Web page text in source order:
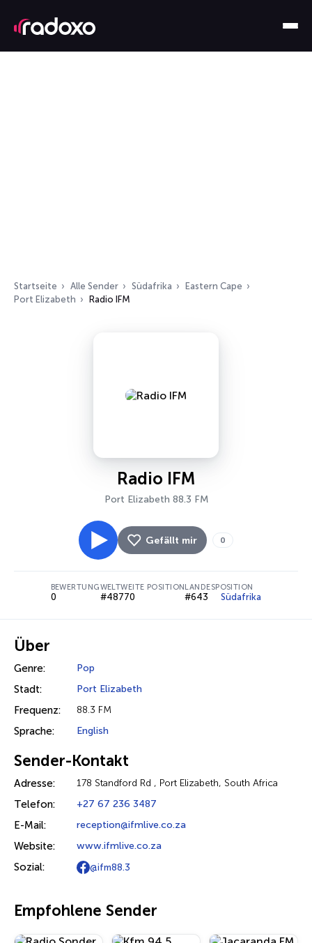
Startseite Alle Sender Südafrika
Eastern Cape
Port Elizabeth
Radio IFM
Radio IFM
Port Elizabeth 88.3 FM
Gefällt mir 0
BEWERTUNG
0
WELTWEITE POSITION
#48770
LANDESPOSITION
#643 Südafrika
Über
Genre: Pop
Stadt: Port Elizabeth
Frequenz: 88.3 FM
Sprache: English
Sender-Kontakt
Adresse: 178 Standford Rd , Port Elizabeth, South Africa
Telefon: +27 67 236 3487
E-Mail: reception@ifmlive.co.za
Website: www.ifmlive.co.za
Sozial: @ifm88.3
Empfohlene Sender